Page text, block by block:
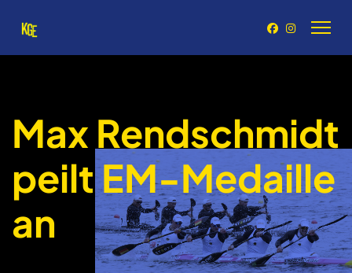
Max Rendschmidt
peilt EM-Medaille
an